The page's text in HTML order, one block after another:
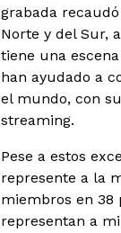
grabada
Norte y del Sur,
tiene una
han ayudado a
el mundo, con
streaming.
Pese a estos
represente a la
miembros en 38
representan a